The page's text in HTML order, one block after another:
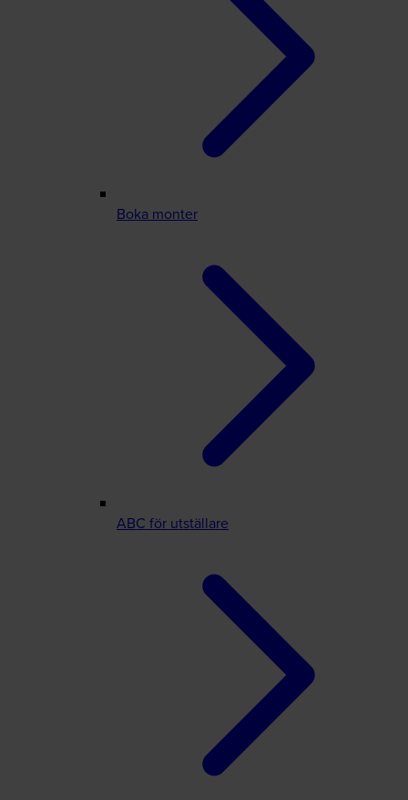
Boka monter
ABC för utställare